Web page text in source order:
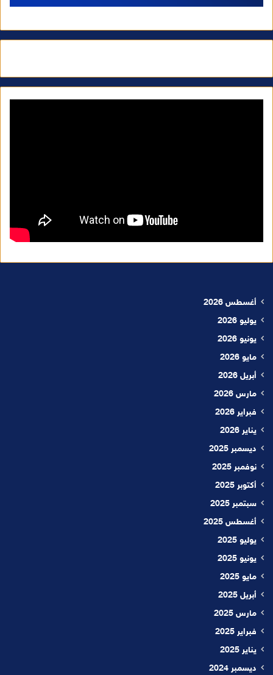
أغسطس 2026
يوليو 2026
يونيو 2026
مايو 2026
أبريل 2026
مارس 2026
فبراير 2026
يناير 2026
ديسمبر 2025
نوفمبر 2025
أكتوبر 2025
سبتمبر 2025
أغسطس 2025
يوليو 2025
يونيو 2025
مايو 2025
أبريل 2025
مارس 2025
فبراير 2025
يناير 2025
ديسمبر 2024